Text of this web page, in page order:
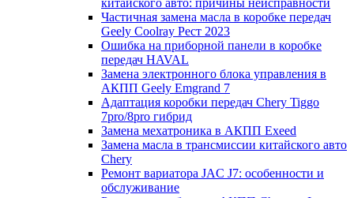
китайского авто: причины неисправности
Частичная замена масла в коробке передач
Geely Coolray Pест 2023
Ошибка на приборной панели в коробке
передач HAVAL
Замена электронного блока управления в
АКПП Geely Emgrand 7
Адаптация коробки передач Chery Tiggo
7pro/8pro гибрид
Замена мехатроника в АКПП Exeed
Замена масла в трансмиссии китайского авто
Chery
Ремонт вариатора JAC J7: особенности и
обслуживание